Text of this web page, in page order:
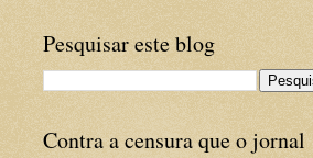
Pesquisar este blog
Contra a censura que o jornal